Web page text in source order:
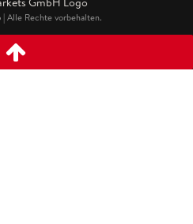
Alle Rechte vorbehalten.